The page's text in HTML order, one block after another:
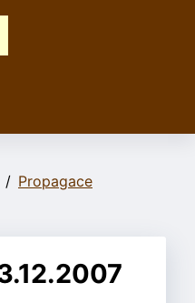
Propagace